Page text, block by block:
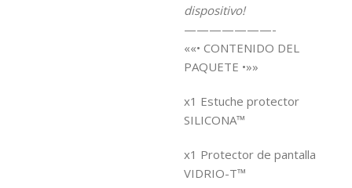
dispositivo!
———————-
««• CONTENIDO DEL
PAQUETE •»»
x1 Estuche protector
SILICONA™
x1 Protector de pantalla
VIDRIO-T™